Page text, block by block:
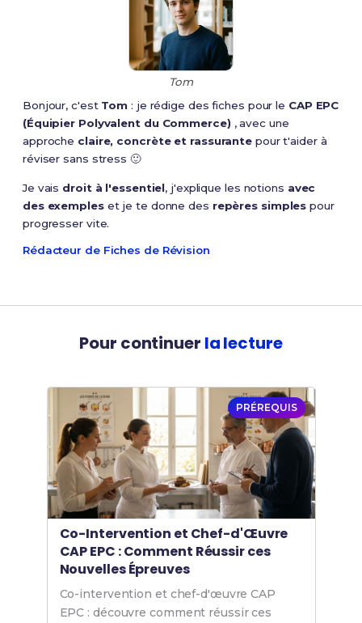
Tom
Bonjour, c'est Tom : je rédige des fiches pour le CAP EPC
(Équipier Polyvalent du Commerce) , avec une
approche claire, concrète et rassurante pour t'aider à
réviser sans stress 🙂
Je vais droit à l'essentiel, j'explique les notions avec
des exempleset je te donne des repères simples pour
progresser vite.
Rédacteur de Fiches de Révision
Pour continuer la lecture
PRÉREQUIS
Co-Intervention et Chef-d'Œuvre
CAP EPC : Comment Réussir ces
Nouvelles Épreuves
Co-intervention et chef-d'œuvre CAP
EPC : découvre comment réussir ces